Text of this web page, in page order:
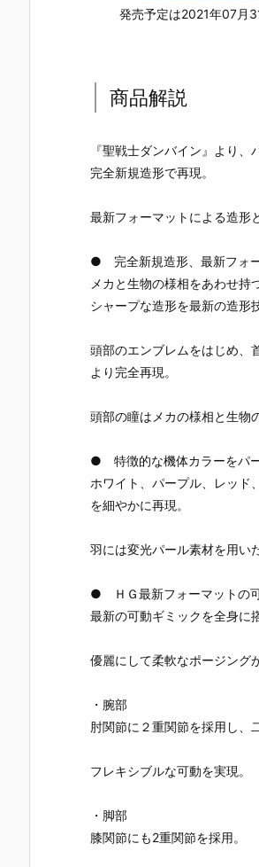
発売予定は2021年07月
商品解説
『聖戦士ダンバイン』より
完全新規造形で再現。
最新フォーマットによる造形
● 完全新規造形、最新フォ
メカと生物の様相をあわせ
シャープな造形を最新の造形
頭部のエンブレムをはじめ、
より完全再現。
頭部の瞳はメカの様相と生物
● 特徴的な機体カラーをパー
ホワイト、パープル、レッド
を細やかに再現。
羽には変光パール素材を用い
● ＨＧ最新フォーマットの
最新の可動ギミックを全身に
優麗にして柔軟なポージング
・腕部
肘関節に２重関節を採用し、
フレキシブルな可動を実現。
・脚部
膝関節にも2重関節を採用。
『ガンダムレ
AGE プラモデ
ダイ】より20
『ブラックナ
イトスコード
カルラ』機動
戦士ガンダム
OM プラモデ
ル予約【バン
ダイ】より20
再販予定♪
『マ
ンダ
再起
闘伝
予約